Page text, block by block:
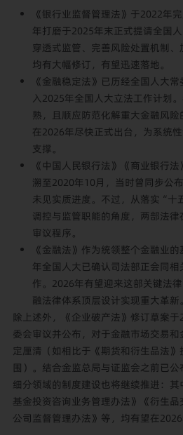
《银行业监督管理法》于2022年
年打磨于2025年末正式提请全国
穿透式监管、完善风险处置机制
均有大幅修订，有望迅速落地。
《金融稳定法》已历经全国人大
入2025年全国人大立法工作计划
熟，且顺应防范化解重大金融风
在2026年尽快正式出台，为系统
支撑。
《中国人民银行法》《商业银行
溯至2020年10月，当时曾同步公
未见实质进度。不过，从落实“十
调控与监管职能的角度，两部法
审议程序。
《金融法》作为统领整个金融业
年全国人大已确认司法部正会同
作。2026年有望迎来这部关键法
融法律体系顶层设计实现重大革新。
除上述外，《企业破产法》修订草案
委会审议并公布，对于金融市场交易
定厘清（如相比于《期货和衍生品法
围）。结合金监总局与证监会之前已
细分领域的制度建设也将继续推进：
基金投资咨询业务管理办法》《衍生
公司监督管理办法》等，均有望在2026